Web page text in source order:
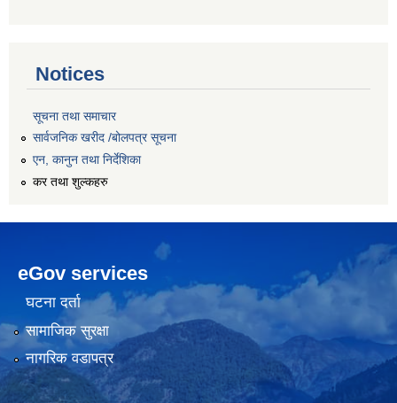
Notices
सूचना तथा समाचार
सार्वजनिक खरीद /बोलपत्र सूचना
एन, कानुन तथा निर्देशिका
कर तथा शुल्कहरु
eGov services
घटना दर्ता
सामाजिक सुरक्षा
नागरिक वडापत्र